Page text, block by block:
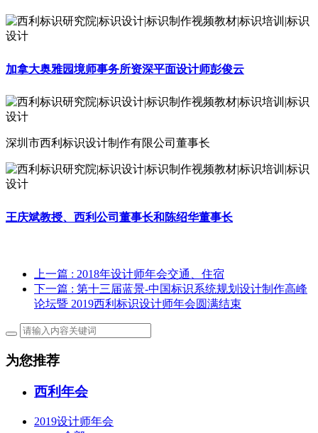
加拿大奥雅园境师事务所资深平面设计师彭俊云
深圳市西利标识设计制作有限公司董事长
王庆斌教授、西利公司董事长和陈绍华董事长
上一篇 : 2018年设计师年会交通、住宿
下一篇 : 第十三届蓝景-中国标识系统规划设计制作高峰
论坛暨 2019西利标识设计师年会圆满结束
为您推荐
西利年会
2019设计师年会